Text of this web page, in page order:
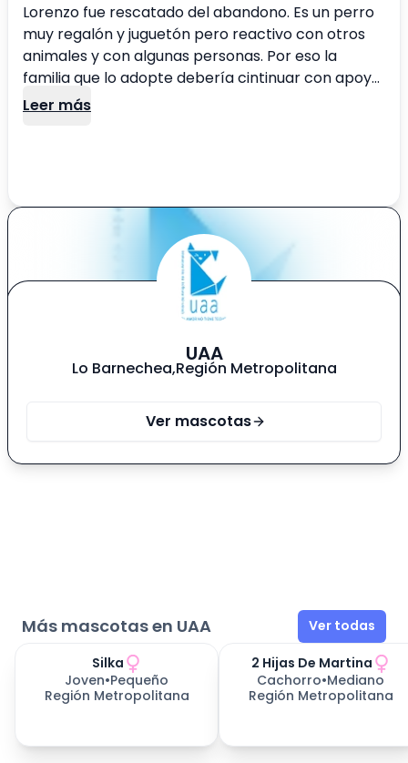
Lorenzo fue rescatado del abandono. Es un perro
muy regalón y juguetón pero reactivo con otros
animales y con algunas personas. Por eso la
familia que lo adopte debería cintinuar con apoyo
con entrenador y / u etólogo,
Leer más
UAA
Lo Barnechea,Región Metropolitana
Ver mascotas
Más mascotas en UAA Ver todas
Silka
Joven•Pequeño
Región Metropolitana
2 Hijas De Martina
Cachorro•Mediano
Región Metropolitana